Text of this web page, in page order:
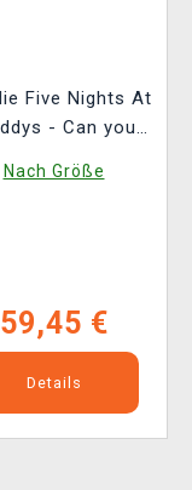
Five Nights At
- Can you
Nach Größe
59,45 €
Details